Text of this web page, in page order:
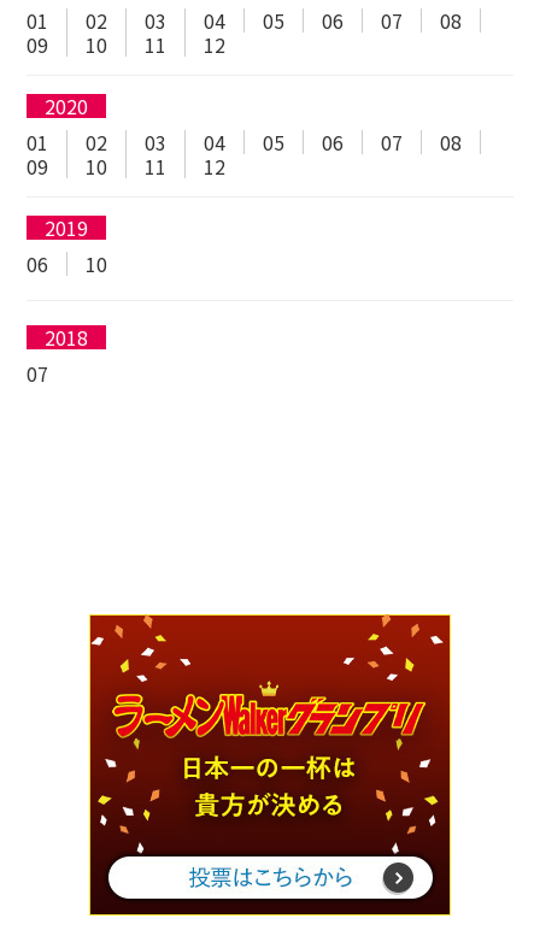
01
02 03 04 05 06 07
08
09
10 11 12
2020
01
02 03 04 05 06 07
08
09
10 11 12
2019
06
10
2018
07